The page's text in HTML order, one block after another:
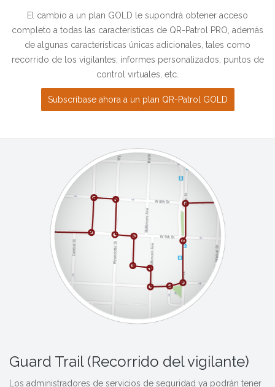
El cambio a un plan GOLD le supondrá obtener acceso
completo a todas las características de QR-Patrol PRO, además
de algunas características únicas adicionales, tales como
recorrido de los vigilantes, informes personalizados, puntos de
control virtuales, etc.
Subscríbase ahora a un plan QR-Patrol GOLD
Guard Trail (Recorrido del vigilante)
Los administradores de servicios de seguridad ya podrán tener